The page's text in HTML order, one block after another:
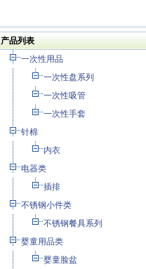
产品列表
一次性用品
一次性盘系列
一次性吸管
一次性手套
针棉
内衣
电器类
插排
不锈钢小件类
不锈钢餐具系列
婴童用品类
婴童脸盆